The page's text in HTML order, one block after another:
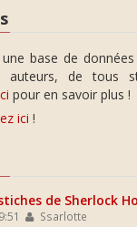
base de
auteurs, de tous
pour en savoir plus !
ici !
de Sherlock
Ssarlotte